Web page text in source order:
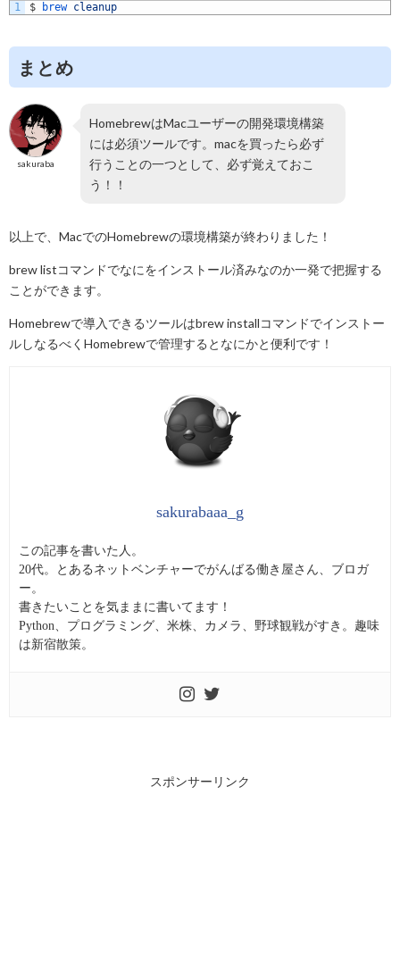
1 $ brew cleanup
まとめ
sakuraba
HomebrewはMacユーザーの開発環境構築
には必須ツールです。macを買ったら必ず
行うことの一つとして、必ず覚えておこ
う！！
以上で、MacでのHomebrewの環境構築が終わりました！
brew listコマンドでなにをインストール済みなのか一発で把握する
ことができます。
Homebrewで導入できるツールはbrew installコマンドでインストー
ルしなるべくHomebrewで管理するとなにかと便利です！
sakurabaaa_g
この記事を書いた人。
20代。とあるネットベンチャーでがんばる働き屋さん、ブロガ
ー。
書きたいことを気ままに書いてます！
Python、プログラミング、米株、カメラ、野球観戦がすき。趣味
は新宿散策。
スポンサーリンク